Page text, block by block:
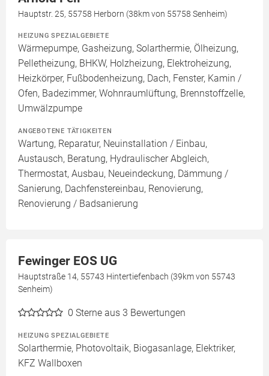
Hauptstr. 25, 55758 Herborn (38km von 55758 Senheim)
HEIZUNG SPEZIALGEBIETE
Wärmepumpe, Gasheizung, Solarthermie, Ölheizung,
Pelletheizung, BHKW, Holzheizung, Elektroheizung,
Heizkörper, Fußbodenheizung, Dach, Fenster, Kamin /
Ofen, Badezimmer, Wohnraumlüftung, Brennstoffzelle,
Umwälzpumpe
ANGEBOTENE TÄTIGKEITEN
Wartung, Reparatur, Neuinstallation / Einbau,
Austausch, Beratung, Hydraulischer Abgleich,
Thermostat, Ausbau, Neueindeckung, Dämmung /
Sanierung, Dachfenstereinbau, Renovierung,
Renovierung / Badsanierung
Fewinger EOS UG
Hauptstraße 14, 55743 Hintertiefenbach (39km von 55743
Senheim)
0 Sterne aus 3 Bewertungen
HEIZUNG SPEZIALGEBIETE
Solarthermie, Photovoltaik, Biogasanlage, Elektriker,
KFZ Wallboxen